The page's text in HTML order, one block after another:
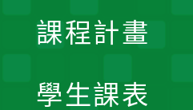
課程計畫
學生課表